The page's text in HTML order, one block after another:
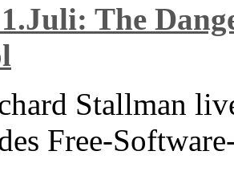
The
Stallman
Free-